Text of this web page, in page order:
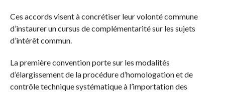
Ces accords visent à concrétiser leur volonté commune
d’instaurer un cursus de complémentarité sur les sujets
d’intérêt commun.
La première convention porte sur les modalités
d’élargissement de la procédure d’homologation et de
contrôle technique systématique à l’importation des